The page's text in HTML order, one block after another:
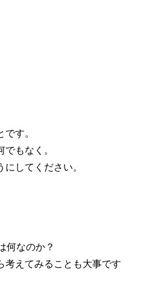
す。
もなく。
してください。
何なのか？
考えてみることも大事です